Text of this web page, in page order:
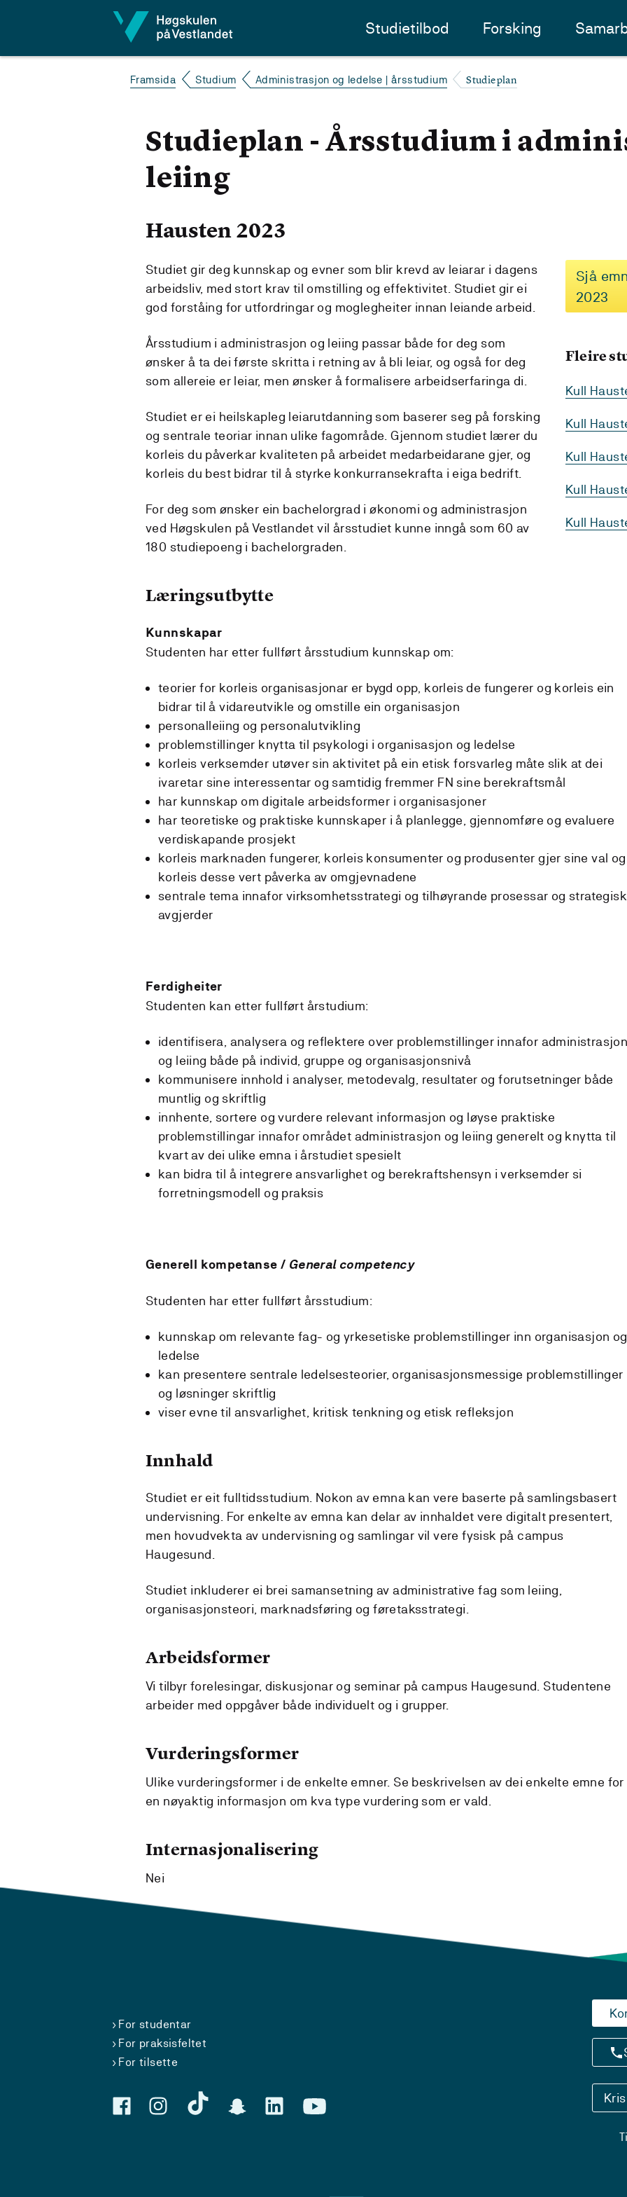
Studietilbod Forsking
Framsida Studium Administrasjon og ledelse | årsstudium Studieplan
Studieplan - Årsstudium i
leiing
Hausten 2023
Sjå
2023
Fleire
Kull
Kull
Kull
Kull
Kull
Studiet gir deg kunnskap og evner som blir krevd av leiarar i dagens
arbeidsliv, med stort krav til omstilling og effektivitet. Studiet gir ei
god forståing for utfordringar og moglegheiter innan leiande arbeid.
Årsstudium i administrasjon og leiing passar både for deg som
ønsker å ta dei første skritta i retning av å bli leiar, og også for deg
som allereie er leiar, men ønsker å formalisere arbeidserfaringa di.
Studiet er ei heilskapleg leiarutdanning som baserer seg på forsking
og sentrale teoriar innan ulike fagområde. Gjennom studiet lærer du
korleis du påverkar kvaliteten på arbeidet medarbeidarane gjer, og
korleis du best bidrar til å styrke konkurransekrafta i eiga bedrift.
For deg som ønsker ein bachelorgrad i økonomi og administrasjon
ved Høgskulen på Vestlandet vil årsstudiet kunne inngå som 60 av
180 studiepoeng i bachelorgraden.
Læringsutbytte
Kunnskapar
Studenten har etter fullført årsstudium kunnskap om:
teorier for korleis organisasjonar er bygd opp, korleis de fungerer og korleis ein
bidrar til å vidareutvikle og omstille ein organisasjon
personalleiing og personalutvikling
problemstillinger knytta til psykologi i organisasjon og ledelse
korleis verksemder utøver sin aktivitet på ein etisk forsvarleg måte slik at dei
ivaretar sine interessentar og samtidig fremmer FN sine berekraftsmål
har kunnskap om digitale arbeidsformer i organisasjoner
har teoretiske og praktiske kunnskaper i å planlegge, gjennomføre og evaluere
verdiskapande prosjekt
korleis marknaden fungerer, korleis konsumenter og produsenter gjer sine val og
korleis desse vert påverka av omgjevnadene
sentrale tema innafor virksomhetsstrategi og tilhøyrande prosessar og
avgjerder
Ferdigheiter
Studenten kan etter fullført årstudium:
identifisera, analysera og reflektere over problemstillinger innafor
og leiing både på individ, gruppe og organisasjonsnivå
kommunisere innhold i analyser, metodevalg, resultater og forutsetninger både
muntlig og skriftlig
innhente, sortere og vurdere relevant informasjon og løyse praktiske
problemstillingar innafor området administrasjon og leiing generelt og knytta til
kvart av dei ulike emna i årstudiet spesielt
kan bidra til å integrere ansvarlighet og berekraftshensyn i verksemder si
forretningsmodell og praksis
Generell kompetanse / General competency
Studenten har etter fullført årsstudium:
kunnskap om relevante fag- og yrkesetiske problemstillinger inn organisasjon og
ledelse
kan presentere sentrale ledelsesteorier, organisasjonsmessige problemstillinger
og løsninger skriftlig
viser evne til ansvarlighet, kritisk tenkning og etisk refleksjon
Innhald
Studiet er eit fulltidsstudium. Nokon av emna kan vere baserte på samlingsbasert
undervisning. For enkelte av emna kan delar av innhaldet vere digitalt presentert,
men hovudvekta av undervisning og samlingar vil vere fysisk på campus
Haugesund.
Studiet inkluderer ei brei samansetning av administrative fag som leiing,
organisasjonsteori, marknadsføring og føretaksstrategi.
Arbeidsformer
Vi tilbyr forelesingar, diskusjonar og seminar på campus Haugesund. Studentene
arbeider med oppgåver både individuelt og i grupper.
Vurderingsformer
Ulike vurderingsformer i de enkelte emner. Se beskrivelsen av dei enkelte emne for
en nøyaktig informasjon om kva type vurdering som er vald.
Internasjonalisering
Nei
For studentar
For praksisfeltet
For tilsette